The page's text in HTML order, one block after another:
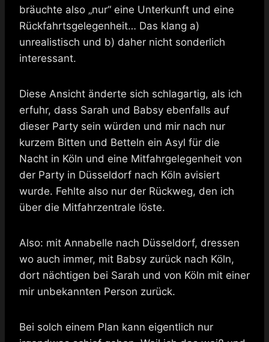
bräuchte also „nur“ eine Unterkunft und eine
Rückfahrtsgelegenheit… Das klang a)
unrealistisch und b) daher nicht sonderlich
interessant.
Diese Ansicht änderte sich schlagartig, als ich
erfuhr, dass Sarah und Babsy ebenfalls auf
dieser Party sein würden und mir nach nur
kurzem Bitten und Betteln ein Asyl für die
Nacht in Köln und eine Mitfahrgelegenheit von
der Party in Düsseldorf nach Köln avisiert
wurde. Fehlte also nur der Rückweg, den ich
über die Mitfahrzentrale löste.
Also: mit Annabelle nach Düsseldorf, dressen
wo auch immer, mit Babsy zurück nach Köln,
dort nächtigen bei Sarah und von Köln mit einer
mir unbekannten Person zurück.
Bei solch einem Plan kann eigentlich nur